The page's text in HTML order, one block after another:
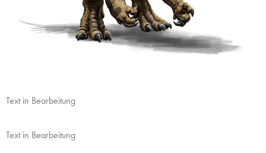
Text in Bearbeitung
Text in Bearbeitung